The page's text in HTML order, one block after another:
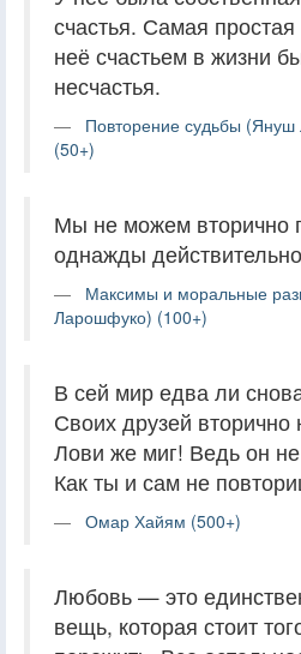
счастья. Самая
неё счастьем в жизни
несчастья.
Повторение судьбы
(50+)
Мы не можем вторично
однажды
Максимы и моральные
Ларошфуко) (100+)
В сей мир едва ли
Своих друзей
Лови же миг! Ведь он
Как ты и сам не
Омар Хайям (500+)
Любовь — это
вещь, которая стоит